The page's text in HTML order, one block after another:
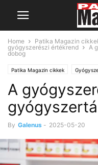
Home Patika Magazin
gyógyszerészi értékrend
A
dobog
Patika Magazin cikkek
A
By Galenus - 2025-05-20